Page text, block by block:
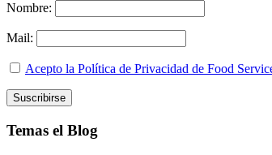
Nombre:
Mail:
Acepto la Política de Privacidad de Food
Temas el Blog